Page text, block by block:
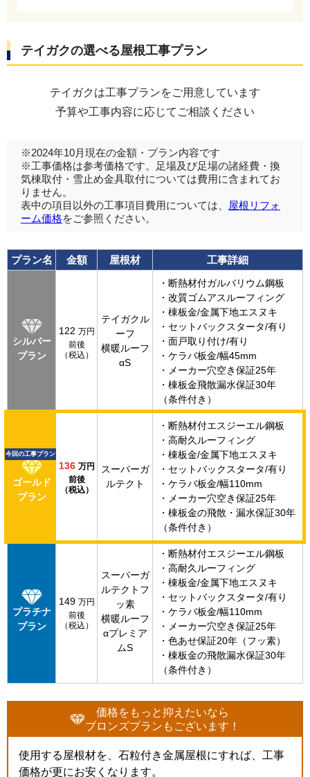
テイガクの選べる屋根工事プラン
テイガクは工事プランをご用意しています
予算や工事内容に応じてご相談ください
※2024年10月現在の金額・プラン内容です
※工事価格は参考価格です。足場及び足場の諸経費・換
気棟取付・雪止め金具取付については費用に含まれてお
りません。
表中の項目以外の工事項目費用については、
屋根リフォ
ーム価格をご参照ください。
プラン名 金額 屋根材 工事詳細
シルバー
プラン
122 万円
前後
（税込）
テイガクル
ーフ
横暖ルーフ
αS
・断熱材付ガルバリウム鋼板
・改質ゴムアスルーフィング
・棟板金/金属下地エスヌキ
・セットバックスタータ/有り
・面戸取り付け/有り
・ケラバ板金/幅45mm
・メーカー穴空き保証25年
・棟板金飛散漏水保証30年
（条件付き）
今回の工事プラン
ゴールド
プラン
136 万円
前後
（税込）
スーパーガ
ルテクト
・断熱材付エスジーエル鋼板
・高耐久ルーフィング
・棟板金/金属下地エスヌキ
・セットバックスタータ/有り
・ケラバ板金/幅110mm
・メーカー穴空き保証25年
・棟板金の飛散・漏水保証30年
（条件付き）
プラチナ
プラン
149 万円
前後
（税込）
スーパーガ
ルテクトフ
ッ素
横暖ルーフ
αプレミア
ムS
・断熱材付エスジーエル鋼板
・高耐久ルーフィング
・棟板金/金属下地エスヌキ
・セットバックスタータ/有り
・ケラバ板金/幅110mm
・メーカー穴空き保証25年
・色あせ保証20年（フッ素）
・棟板金の飛散漏水保証30年
（条件付き）
価格をもっと抑えたいなら
ブロンズプランもございます！
使用する屋根材を、石粒付き金属屋根にすれば、工事
価格が更にお安くなります。